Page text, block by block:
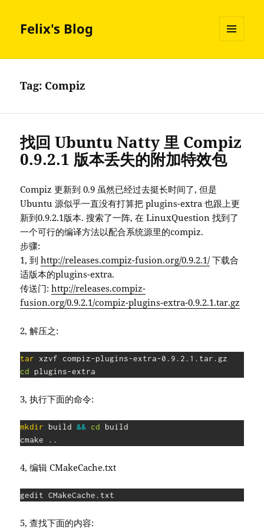
Felix's Blog
AND
Tag: Compiz
找回 Ubuntu Natty 里 Compiz
0.9.2.1 版本丢失的附加特效包
Compiz 更新到 0.9 虽然已经过去挺长时间了, 但是
Ubuntu 源似乎一直没有打算把 plugins-extra 也跟上更
新到0.9.2.1版本. 搜索了一阵, 在 LinuxQuestion 找到了
一个可行的编译方法以配合系统源里的compiz.
步骤:
1, 到http://releases.compiz-fusion.org/0.9.2.1/下载合
适版本的plugins-extra.
传送门:http://releases.compiz-
fusion.org/0.9.2.1/compiz-plugins-extra-0.9.2.1.tar.gz
2, 解压之:
tar
cd plugins-extra
3, 执行下面的命令:
mkdir build && cd build
cmake ..
4, 编辑 CMakeCache.txt
gedit CMakeCache.txt
5, 查找下面的内容: